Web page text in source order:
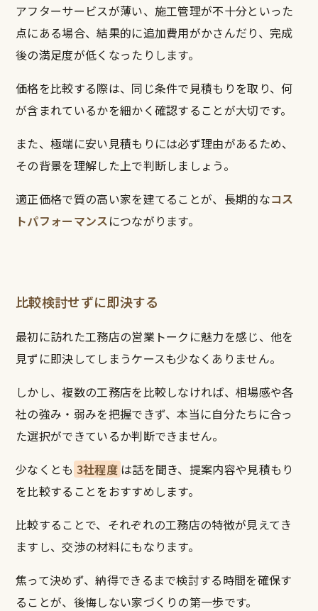
アフターサービスが薄い、施工管理が不十分といった
点にある場合、結果的に追加費用がかさんだり、完成
後の満足度が低くなったりします。
価格を比較する際は、同じ条件で見積もりを取り、何
が含まれているかを細かく確認することが大切です。
また、極端に安い見積もりには必ず理由があるため、
その背景を理解した上で判断しましょう。
適正価格で質の高い家を建てることが、長期的なコス
トパフォーマンスにつながります。
比較検討せずに即決する
最初に訪れた工務店の営業トークに魅力を感じ、他を
見ずに即決してしまうケースも少なくありません。
しかし、複数の工務店を比較しなければ、相場感や各
社の強み・弱みを把握できず、本当に自分たちに合っ
た選択ができているか判断できません。
少なくとも 3社程度 は話を聞き、提案内容や見積もり
を比較することをおすすめします。
比較することで、それぞれの工務店の特徴が見えてき
ますし、交渉の材料にもなります。
焦って決めず、納得できるまで検討する時間を確保す
ることが、後悔しない家づくりの第一歩です。